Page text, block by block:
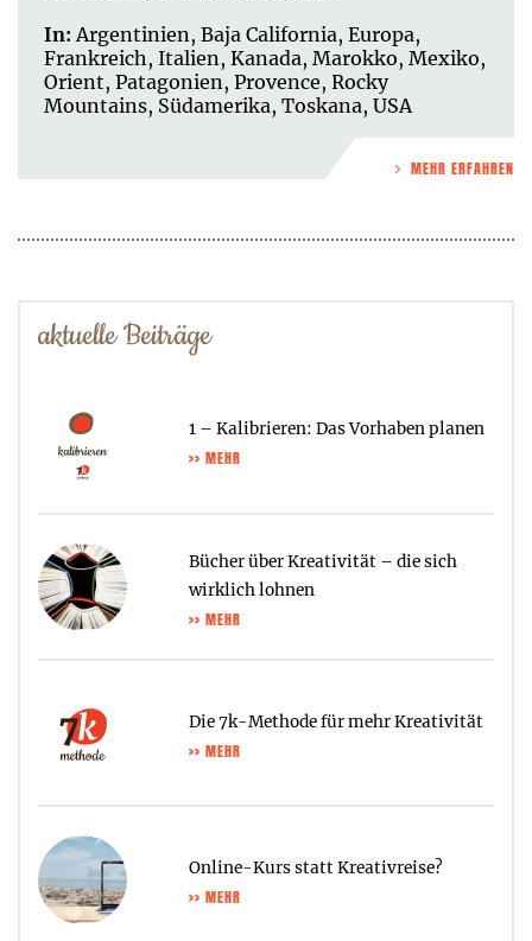
In: Argentinien, Baja California, Europa,
Frankreich, Italien, Kanada, Marokko, Mexiko,
Orient, Patagonien, Provence, Rocky
Mountains, Südamerika, Toskana, USA
MEHR ERFAHREN
aktuelle Beiträge
1 – Kalibrieren: Das Vorhaben planen
>> MEHR
Bücher über Kreativität – die sich
wirklich lohnen
>> MEHR
Die 7k-Methode für mehr Kreativität
>> MEHR
Online-Kurs statt Kreativreise?
>> MEHR